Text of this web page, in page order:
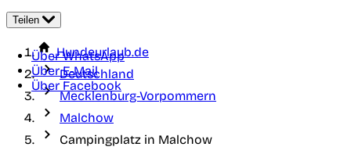
Teilen
Über WhatsApp
Über E-Mail
Über Facebook
Hundeurlaub.de
Deutschland
Mecklenburg-Vorpommern
Malchow
Campingplatz in Malchow